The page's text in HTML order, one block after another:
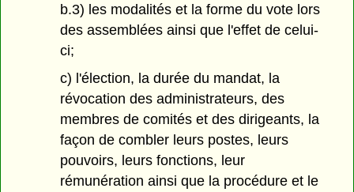
b.3) les modalités et la forme du vote lors
des assemblées ainsi que l'effet de celui-
ci;
c) l'élection, la durée du mandat, la
révocation des administrateurs, des
membres de comités et des dirigeants, la
façon de combler leurs postes, leurs
pouvoirs, leurs fonctions, leur
rémunération ainsi que la procédure et le